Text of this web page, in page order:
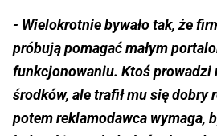
- Wielokrotnie bywało tak, że
próbują pomagać małym
funkcjonowaniu. Ktoś prowadzi
środków, ale trafił mu się dobry
potem reklamodawca wymaga,